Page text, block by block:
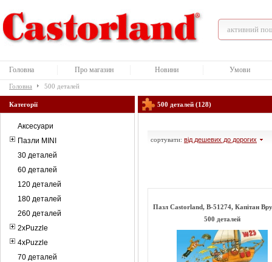
Головна Про магазин Новини Умови
Головна 500 деталей
Категорії
Аксесуари
Пазли MINI
30 деталей
60 деталей
120 деталей
180 деталей
260 деталей
2xPuzzle
4xPuzzle
70 деталей
500 деталей (128)
сортувати: від дешевих до дорогих
Пазл Castorland, B-51274, Капітан
500 деталей